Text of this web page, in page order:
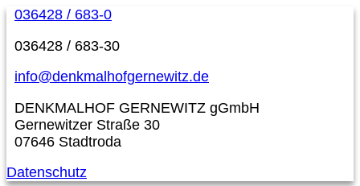
036428 / 683-0
036428 / 683-30
info@denkmalhofgernewitz.de
DENKMALHOF GERNEWITZ gGmbH
Gernewitzer Straße 30
07646 Stadtroda
Datenschutz